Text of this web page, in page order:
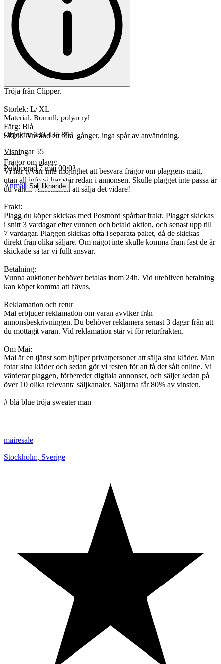
Tröja från Clipper.
Storlek: L/ XL
Material: Bomull, polyacryl
Färg: Blå
Skick: Använd ett fåtal gånger, inga spår av användning.
-------
Frågor om plagg:
Vi har tyvärr inte möjlighet att besvara frågor om plaggens mått,
utan all info vi har står redan i annonsen. Skulle plagget inte passa är
du varmt välkommen att sälja det vidare!
Frakt:
Plagg du köper skickas med Postnord spårbar frakt. Plagget skickas
i snitt 3 vardagar efter vunnen och betald aktion, och senast upp till
7 vardagar. Plaggen skickas ofta i separata paket, då de skickas
direkt från olika säljare. Om något inte skulle komma fram fast de är
skickade så tar vi fullt ansvar.
Betalning:
Vunna auktioner behöver betalas inom 24h. Vid utebliven betalning
kan köpet komma att hävas.
Reklamation och retur:
Mai erbjuder reklamation om varan avviker från
annonsbeskrivningen. Du behöver reklamera senast 3 dagar från att
du mottagit varan. Vid reklamation står vi för returfrakten.
Om Mai:
Mai är en tjänst som hjälper privatpersoner att sälja sina kläder. Man
fotar sina kläder och sedan gör vi resten för att få det sålt online. Vi
värderar plaggen, förbereder digitala annonser, och säljer sedan på
över 10 olika relevanta säljkanaler. Säljarna får 80% av vinsten.
# blå blue tröja sweater man
Objektnr 730 435 844
Visningar 55
Publicerad 7 maj 00:03
Anmäl Sälj liknande
mairesale
Stockholm, Sverige